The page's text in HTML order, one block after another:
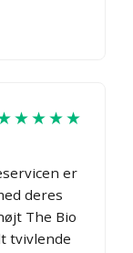
er
deres
The Bio
tvivlende